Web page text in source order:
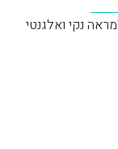
נקי ואלגנטי